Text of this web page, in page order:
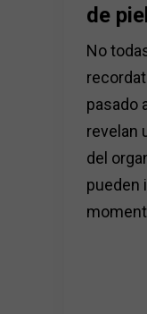
de
No
pasado
revelan
del
pueden